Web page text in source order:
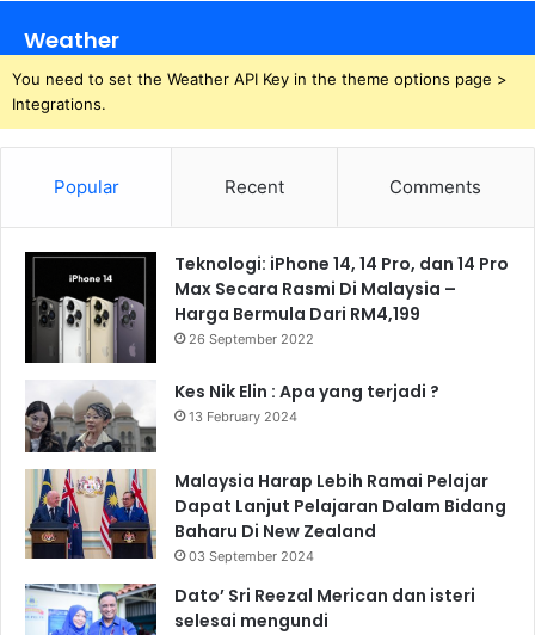
Weather
You need to set the Weather API Key in the theme options page >
Integrations.
Popular Recent Comments
Teknologi: iPhone 14, 14 Pro, dan 14 Pro
Max Secara Rasmi Di Malaysia –
Harga Bermula Dari RM4,199
26 September 2022
Kes Nik Elin : Apa yang terjadi ?
13 February 2024
Malaysia Harap Lebih Ramai Pelajar
Dapat Lanjut Pelajaran Dalam Bidang
Baharu Di New Zealand
03 September 2024
Dato’ Sri Reezal Merican dan isteri
selesai mengundi